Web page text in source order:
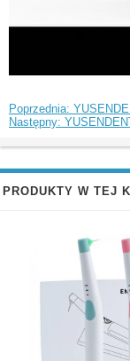
Poprzednia:
Następny:
PRODUKTY W TEJ